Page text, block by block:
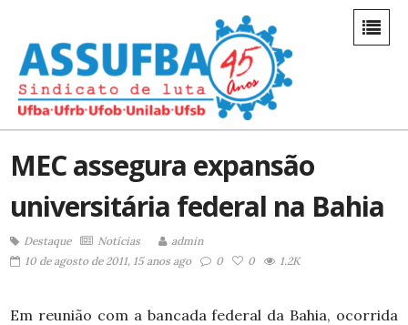
MEC assegura expansão
universitária federal na Bahia
Destaque Notícias
admin
10 de agosto de 2011, 15 anos ago
0 0 1.2K
Em reunião com a bancada federal da Bahia, ocorrida